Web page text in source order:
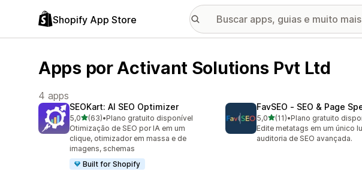
Shopify App Store
Apps por Activant Solutions Pvt Ltd
4 apps
SEOKart: AI SEO Optimizer
5,0de 5 estrelas
(63)
63 avaliações ao todo
•Plano gratuito disponível
Otimização de SEO por IA em um
clique, otimizador em massa e de
imagens, schemas
Built for Shopify
FavSEO ‑ SEO & Page
5,0de 5 estrelas
(11)
11 avaliações ao todo
•Plano gratuito
Edite metatags em um único
auditoria de SEO avançada.